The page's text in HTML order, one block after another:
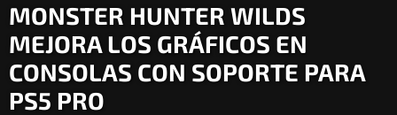
MONSTER HUNTER WILDS
MEJORA LOS GRÁFICOS EN
CONSOLAS CON SOPORTE PARA
PS5 PRO